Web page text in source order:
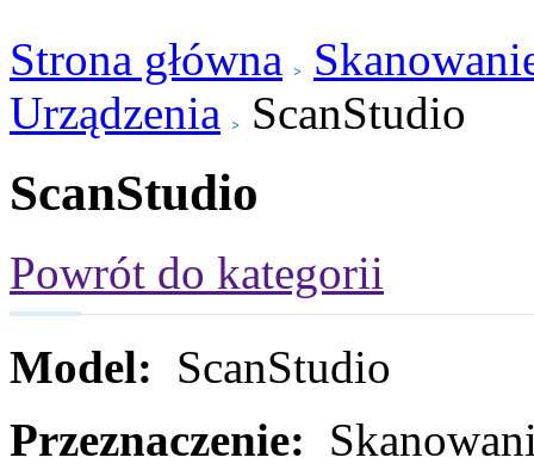
Strona główna
Urządzenia
ScanStudio
ScanStudio
Powrót do kategorii
Model: ScanStudio
Przeznaczenie: